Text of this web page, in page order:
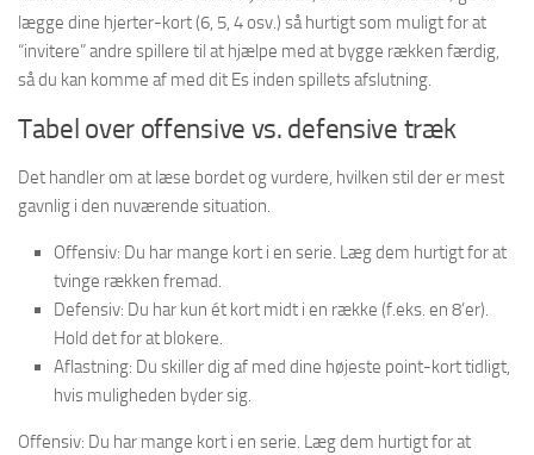
lægge dine hjerter-kort (6, 5, 4 osv.) så hurtigt som muligt for at
“invitere” andre spillere til at hjælpe med at bygge rækken færdig,
så du kan komme af med dit Es inden spillets afslutning.
Tabel over offensive vs. defensive træk
Det handler om at læse bordet og vurdere, hvilken stil der er mest
gavnlig i den nuværende situation.
Offensiv: Du har mange kort i en serie. Læg dem hurtigt for at
tvinge rækken fremad.
Defensiv: Du har kun ét kort midt i en række (f.eks. en 8’er).
Hold det for at blokere.
Aflastning: Du skiller dig af med dine højeste point-kort tidligt,
hvis muligheden byder sig.
Offensiv: Du har mange kort i en serie. Læg dem hurtigt for at